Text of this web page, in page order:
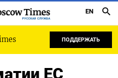
РУССКАЯ СЛУЖБА
EN
ПОДДЕРЖАТЬ
ЕС